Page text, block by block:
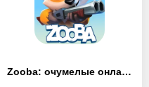
Zooba: очумелые онлайн-битвы - [Взлом/МОД Бесконечные деньги]